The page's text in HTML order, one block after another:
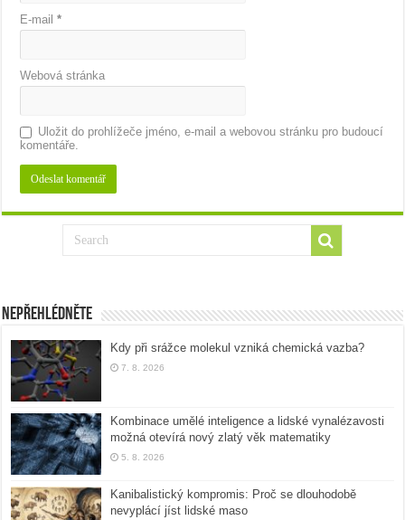
E-mail*
Webová stránka
Uložit do prohlížeče jméno, e-mail a webovou stránku pro budoucí
komentáře.
Nepřehlédněte
Kdy při srážce molekul vzniká chemická vazba?
7. 8. 2026
Kombinace umělé inteligence a lidské vynalézavosti
možná otevírá nový zlatý věk matematiky
5. 8. 2026
Kanibalistický kompromis: Proč se dlouhodobě
nevyplácí jíst lidské maso